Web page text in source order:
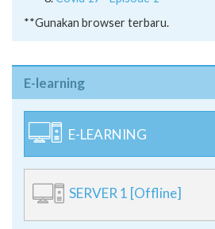
**Gunakan browser terbaru.
E-learning
E-LEARNING
SERVER 1 [Offline]